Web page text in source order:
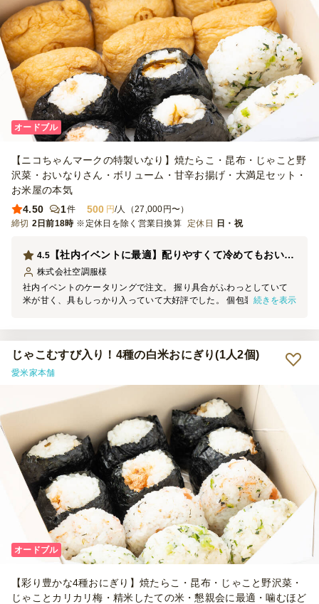
オードブル
【ニコちゃんマークの特製いなり】焼たらこ・昆布・じゃこと野
沢菜・おいなりさん・ボリューム・甘辛お揚げ・大満足セット・
お米屋の本気
4.50
1件 500 円/人（27,000円〜）
締切 2日前18時 ※定休日を除く営業日換算 定休日 日・祝
【社内イベントに最適】配りやすくて冷めてもおいしいおにぎりケータリング
4.5
株式会社空調服様
社内イベントのケータリングで注文。 握り具合がふわっとしていて
米が甘く、具もしっかり入っていて大好評でした。 個包装で配りや
続きを表示
じゃこむすび入り！4種の白米おにぎり(1人2個)
愛米家本舗
オードブル
【彩り豊かな4種おにぎり】焼たらこ・昆布・じゃこと野沢菜・
じゃことカリカリ梅・精米したての米・懇親会に最適・噛むほど